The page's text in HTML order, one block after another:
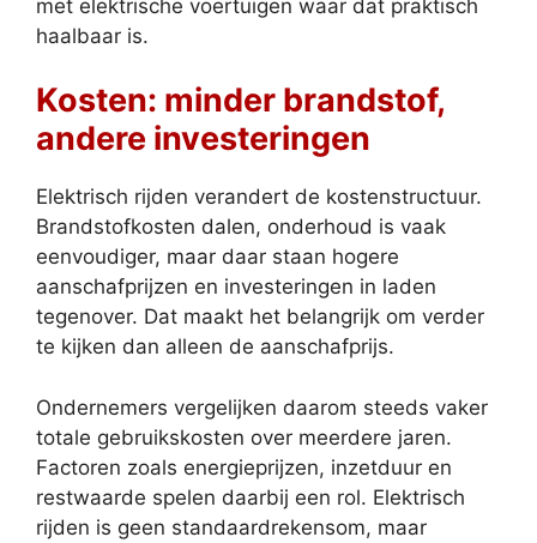
met elektrische voertuigen waar dat praktisch
haalbaar is.
Kosten: minder brandstof,
andere investeringen
Elektrisch rijden verandert de kostenstructuur.
Brandstofkosten dalen, onderhoud is vaak
eenvoudiger, maar daar staan hogere
aanschafprijzen en investeringen in laden
tegenover. Dat maakt het belangrijk om verder
te kijken dan alleen de aanschafprijs.
Ondernemers vergelijken daarom steeds vaker
totale gebruikskosten over meerdere jaren.
Factoren zoals energieprijzen, inzetduur en
restwaarde spelen daarbij een rol. Elektrisch
rijden is geen standaardrekensom, maar